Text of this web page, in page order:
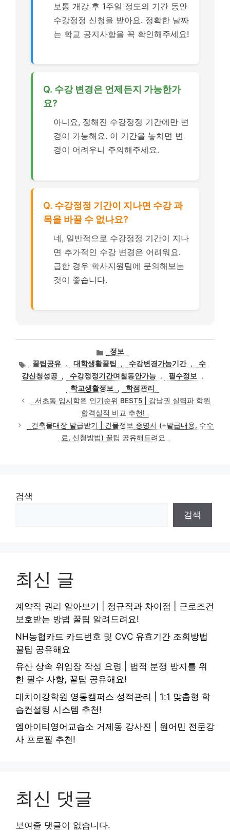
보통 개강 후 1주일 정도의 기간 동안
수강정정 신청을 받아요. 정확한 날짜
는 학교 공지사항을 꼭 확인해주세요!
Q. 수강 변경은 언제든지 가능한가
요?
아니요, 정해진 수강정정 기간에만 변
경이 가능해요. 이 기간을 놓치면 변
경이 어려우니 주의해주세요.
Q. 수강정정 기간이 지나면 수강 과
목을 바꿀 수 없나요?
네, 일반적으로 수강정정 기간이 지나
면 추가적인 수강 변경은 어려워요.
급한 경우 학사지원팀에 문의해보는
것이 좋습니다.
카
테
고
리
정보
태
그
꿀팁공유 , 대학생활꿀팁 , 수강변경가능기간 ,
수
강신청성공 , 수강정정기간며칠동안가능 , 필수정보
,
학교생활정보
,
학점관리
서초동 입시학원 인기순위 BEST5 | 강남권 실력파 학원
합격실적 비교 추천!
건축물대장 발급받기 | 건물정보 증명서 (+발급내용, 수수
료, 신청방법) 꿀팁 공유해드려요
검색
검색
최신 글
계약직 권리 알아보기 | 정규직과 차이점 | 근로조건
보호받는 방법 꿀팁 알려드려요!
NH농협카드 카드번호 및 CVC 유효기간 조회방법
꿀팁 공유해요
유산 상속 위임장 작성 요령 | 법적 분쟁 방지를 위
한 필수 사항, 꿀팁 공유해요!
대치이강학원 영통캠퍼스 성적관리 | 1:1 맞춤형 학
습컨설팅 시스템 추천!
엠아이티영어교습소 거제동 강사진 | 원어민 전문강
사 프로필 추천!
최신 댓글
보여줄 댓글이 없습니다.